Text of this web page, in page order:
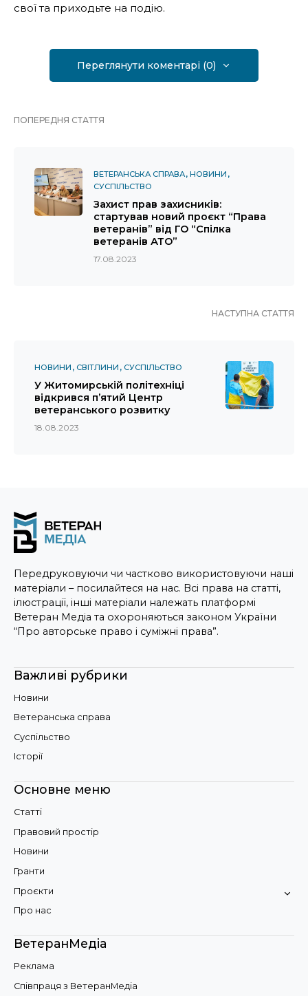
свої та приходьте на подію.
Переглянути коментарі (0)
ПОПЕРЕДНЯ СТАТТЯ
ВЕТЕРАНСЬКА СПРАВА НОВИНИ
СУСПІЛЬСТВО
Захист прав захисників:
стартував новий проєкт “Права
ветеранів” від ГО “Спілка
ветеранів АТО”
17.08.2023
НАСТУПНА СТАТТЯ
НОВИНИ СВІТЛИНИ СУСПІЛЬСТВО
У Житомирській політехніці
відкрився п’ятий Центр
ветеранського розвитку
18.08.2023
Передруковуючи чи частково використовуючи наші
матеріали – посилайтеся на нас. Всі права на статті,
ілюстрації, інші матеріали належать платформі
Ветеран Медіа та охороняються законом України
“Про авторське право і суміжні права”.
Важливі рубрики
Новини
Ветеранська справа
Суспільство
Історії
Основне меню
Статті
Правовий простір
Новини
Гранти
Проєкти
Про нас
ВетеранМедіа
Реклама
Співпраця з ВетеранМедіа